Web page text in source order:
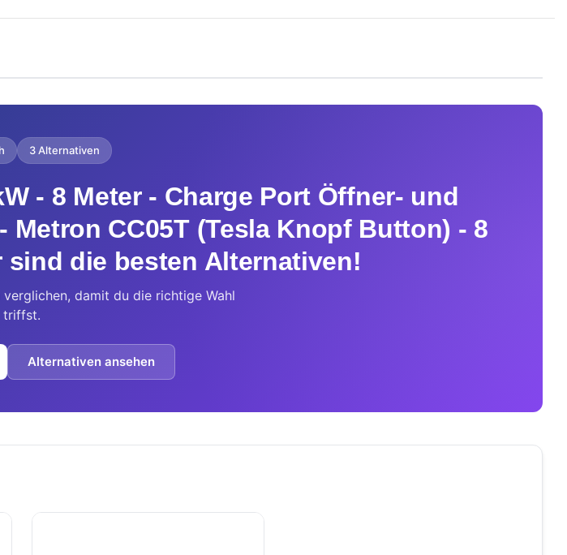
3 Alternativen
- 8 Meter - Charge Port Öffner- und
CC05T (Tesla Knopf Button) - 8
sind die besten Alternativen!
damit du die richtige Wahl
triffst.
Alternativen ansehen